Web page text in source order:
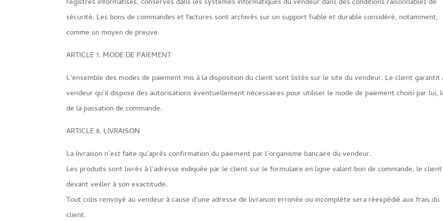
registres informatisés, conservés dans les systèmes informatiques du vendeur dans des conditions raisonnables de
sécurité. Les bons de commandes et factures sont archivés sur un support fiable et durable considéré, notamment,
comme un moyen de preuve.
ARTICLE 7. MODE DE PAIEMENT
L’ensemble des modes de paiement mis à la disposition du client sont listés sur le site du vendeur. Le client garantit
vendeur qu’il dispose des autorisations éventuellement nécessaires pour utiliser le mode de paiement choisi par lui,
de la passation de commande.
ARTICLE 8. LIVRAISON
La livraison n’est faite qu’après confirmation du paiement par l’organisme bancaire du vendeur.
Les produits sont livrés à l’adresse indiquée par le client sur le formulaire en ligne valant bon de commande, le client
devant veiller à son exactitude.
Tout colis renvoyé au vendeur à cause d’une adresse de livraison erronée ou incomplète sera réexpédié aux frais du
client.